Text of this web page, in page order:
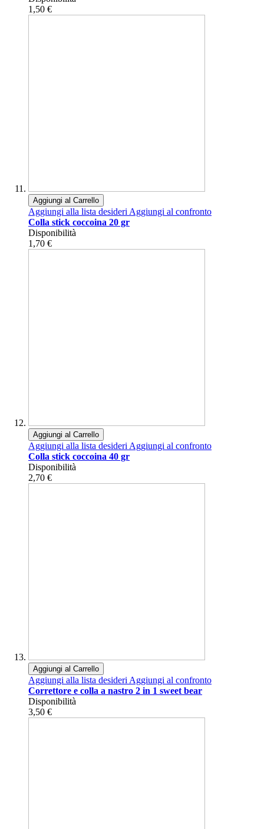
1,50 €
Aggiungi al Carrello
Aggiungi alla lista desideriAggiungi al confronto
Colla stick coccoina 20 gr
Disponibilità
1,70 €
Aggiungi al Carrello
Aggiungi alla lista desideriAggiungi al confronto
Colla stick coccoina 40 gr
Disponibilità
2,70 €
Aggiungi al Carrello
Aggiungi alla lista desideriAggiungi al confronto
Correttore e colla a nastro 2 in 1 sweet bear
Disponibilità
3,50 €